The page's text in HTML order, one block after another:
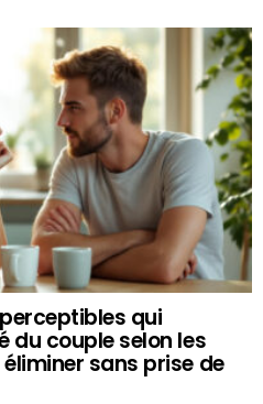
qui
couple selon les
sans prise de